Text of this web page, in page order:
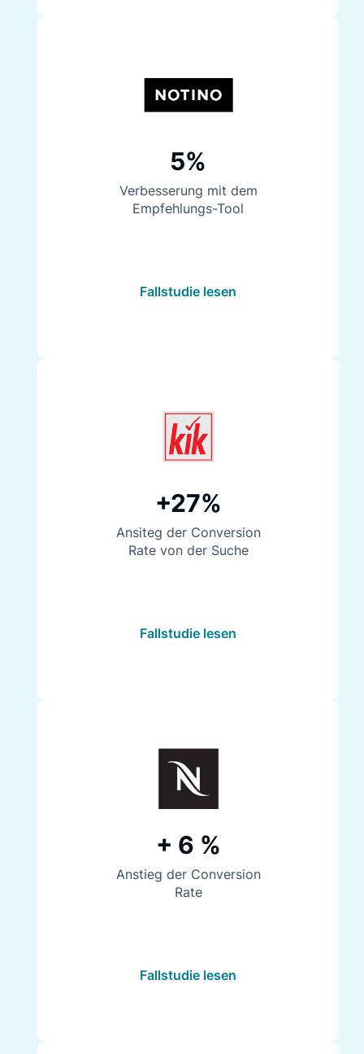
5%
Verbesserung mit dem
Empfehlungs-Tool
Fallstudie lesen
+27%
Ansiteg der Conversion
Rate von der Suche
Fallstudie lesen
+ 6 %
Anstieg der Conversion
Rate
Fallstudie lesen